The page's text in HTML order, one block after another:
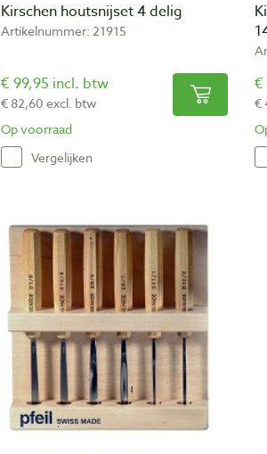
Kirschen houtsnijset 4 delig
Artikelnummer: 21915
€ 99,95 incl. btw
€ 82,60 excl. btw
Op voorraad
Vergelijken
€
€